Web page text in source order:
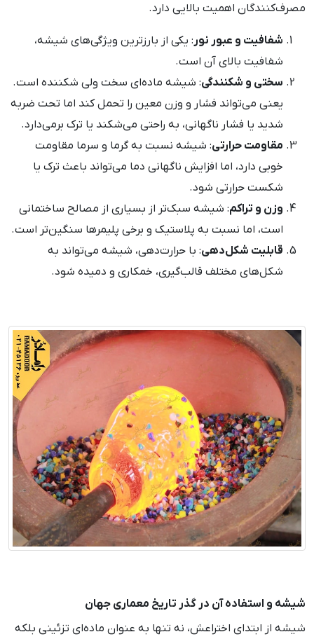
مصرف‌کنندگان اهمیت بالایی دارد.
شفافیت و عبور نور : یکی از بارزترین ویژگی‌های شیشه،
شفافیت بالای آن است.
سختی و شکنندگی: شیشه ماده‌ای سخت ولی شکننده است.
یعنی می‌تواند فشار و وزن معین را تحمل کند اما تحت ضربه
شدید یا فشار ناگهانی، به راحتی می‌شکند یا ترک برمی‌دارد.
مقاومت حرارتی: شیشه نسبت به گرما و سرما مقاومت
خوبی دارد، اما افزایش ناگهانی دما می‌تواند باعث ترک یا
شکست حرارتی شود.
وزن و تراکم: شیشه سبک‌تر از بسیاری از مصالح ساختمانی
است، اما نسبت به پلاستیک و برخی پلیمرها سنگین‌تر است.
قابلیت شکل‌دهی: با حرارت‌دهی، شیشه می‌تواند به
شکل‌های مختلف قالب‌گیری، خمکاری و دمیده شود.
شیشه و استفاده آن در گذر تاریخ معماری جهان
شیشه از ابتدای اختراعش، نه تنها به عنوان ماده‌ای تزئینی بلکه